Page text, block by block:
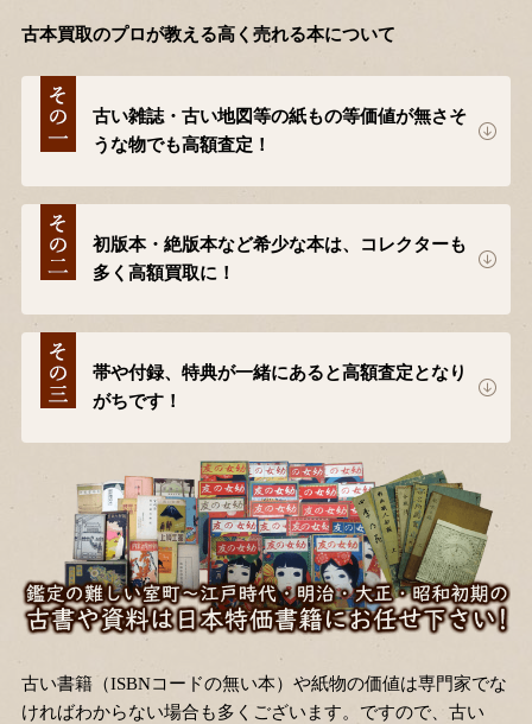
古本買取のプロが教える高く売れる本について
古い雑誌・古い地図等の紙もの等価値が無さそ
うな物でも高額査定！
初版本・絶版本など希少な本は、コレクターも
多く高額買取に！
帯や付録、特典が一緒にあると高額査定となり
がちです！
古い書籍（ISBNコードの無い本）や紙物の価値は専門家でな
ければわからない場合も多くございます。ですので、古い